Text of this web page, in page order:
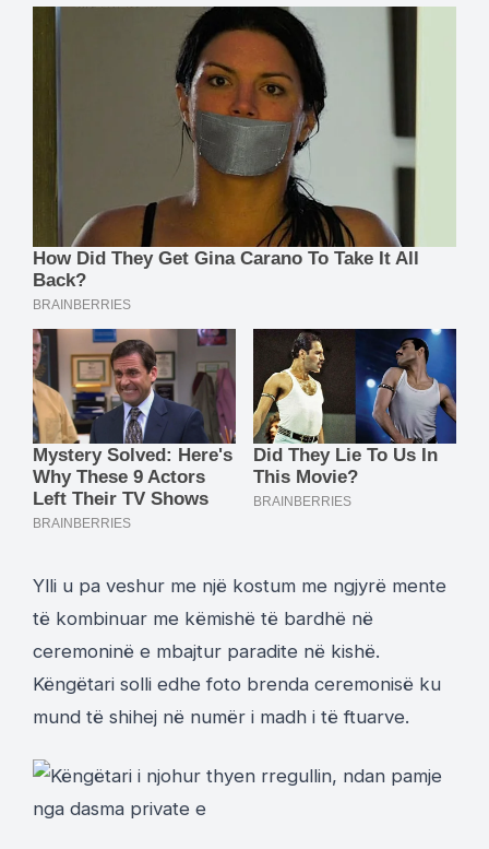
Ylli u pa veshur me një kostum me ngjyrë mente
të kombinuar me këmishë të bardhë në
ceremoninë e mbajtur paradite në kishë.
Këngëtari solli edhe foto brenda ceremonisë ku
mund të shihej në numër i madh i të ftuarve.